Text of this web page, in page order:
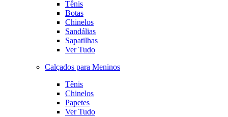
Tênis
Botas
Chinelos
Sandálias
Sapatilhas
Ver Tudo
Calçados para Meninos
Tênis
Chinelos
Papetes
Ver Tudo